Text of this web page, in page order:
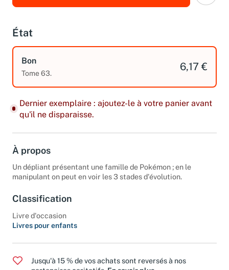
État
Bon
Tome 63.
6,17 €
Dernier exemplaire : ajoutez-le à votre panier avant
qu'il ne disparaisse.
À propos
Un dépliant présentant une famille de Pokémon ; en le
manipulant on peut en voir les 3 stades d'évolution.
Classification
Livre d'occasion
Livres pour enfants
Jusqu'à 15 % de vos achats sont reversés à nos